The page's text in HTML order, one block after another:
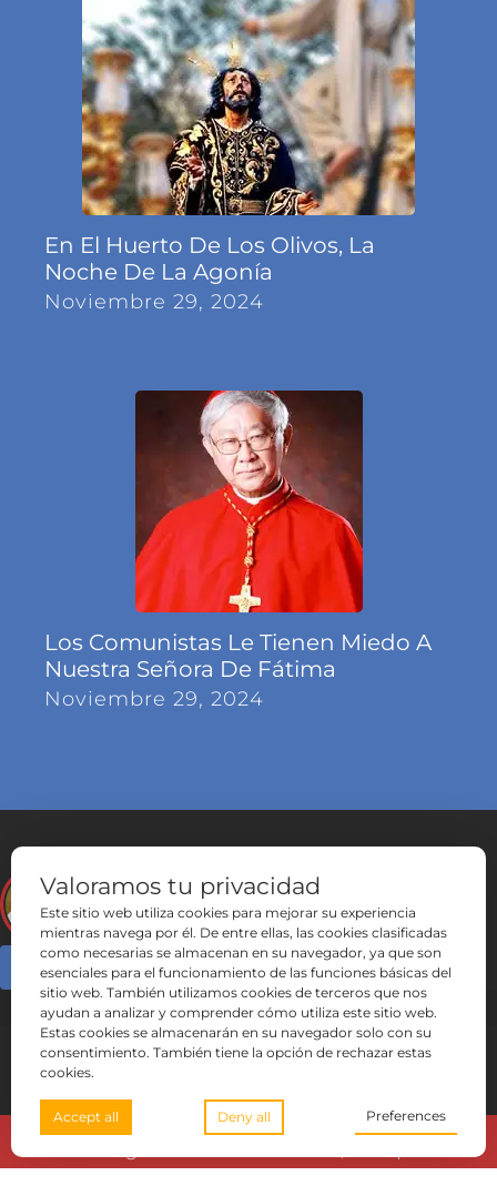
En El Huerto De Los Olivos, La
Noche De La Agonía
Noviembre 29, 2024
Los Comunistas Le Tienen Miedo A
Nuestra Señora De Fátima
Noviembre 29, 2024
Canal Del Sagrado Corazón De Jesús , 2024 | Aviso
Valoramos tu privacidad
Este sitio web utiliza cookies para mejorar su experiencia
mientras navega por él. De entre ellas, las cookies clasificadas
como necesarias se almacenan en su navegador, ya que son
esenciales para el funcionamiento de las funciones básicas del
sitio web. También utilizamos cookies de terceros que nos
ayudan a analizar y comprender cómo utiliza este sitio web.
Estas cookies se almacenarán en su navegador solo con su
consentimiento. También tiene la opción de rechazar estas
cookies.
Accept all Deny all Preferences